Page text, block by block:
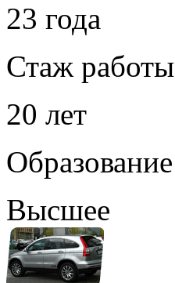
23 года
Стаж работы
20 лет
Образование
Высшее